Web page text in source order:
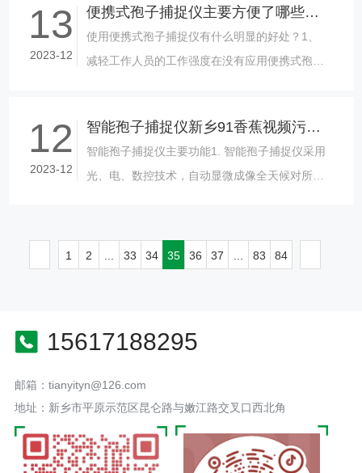
13
2023-12
便携式孢子捕捉仪主要方便了哪些便捷方式
使用便携式孢子捕捉仪有什么明显的好处？1、
减轻工作人员的工作强度在没有应用便携式孢子
12
2023-12
智能孢子捕捉仪新乡91香蕉视频污污的一台可控多少亩
智能孢子捕捉仪主要功能1. 智能孢子捕捉仪采用
光、电、数控技术，自动显微成像全天候对所捕
1 2 33 34 35 36 37 83 84
15617188295
邮箱：tianyityn@126.com
地址：新乡市平原示范区昆仑路与嫩江路交叉口西北角